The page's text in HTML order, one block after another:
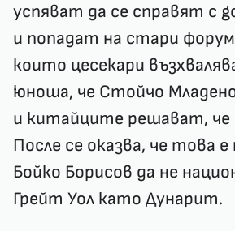
успяват да се справят с
и попадат на стари
които цесекари
юноша, че Стойчо
и китайците решават, че
После се оказва, че това
Бойко Борисов да не
Грейт Уол като Дунарит.